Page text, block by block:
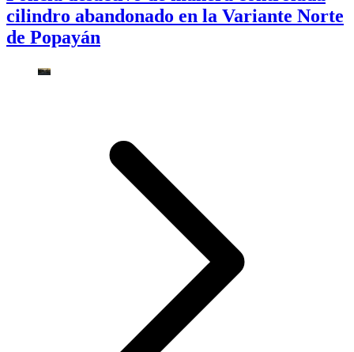
cilindro abandonado en la Variante Norte
de Popayán